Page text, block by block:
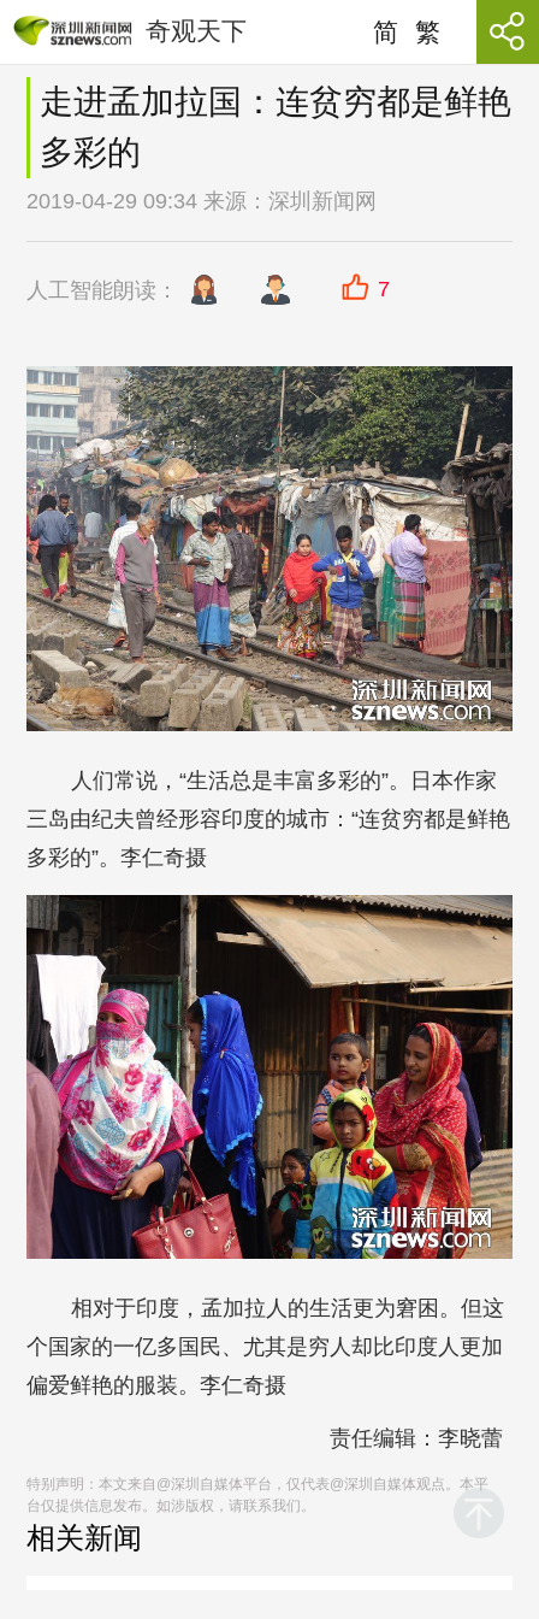
奇观天下 简 繁
走进孟加拉国：连贫穷都是鲜艳
多彩的
2019-04-29 09:34 来源：深圳新闻网
人工智能朗读： 7
人们常说，“生活总是丰富多彩的”。日本作家
三岛由纪夫曾经形容印度的城市：“连贫穷都是鲜艳
多彩的”。李仁奇摄
相对于印度，孟加拉人的生活更为窘困。但这
个国家的一亿多国民、尤其是穷人却比印度人更加
偏爱鲜艳的服装。李仁奇摄
责任编辑：李晓蕾
特别声明：本文来自@深圳自媒体平台，仅代表@深圳自媒体观点。本平
台仅提供信息发布。如涉版权，请联系我们。
相关新闻